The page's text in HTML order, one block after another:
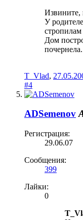
Извините,
У
Дом
почернела.
T_Vlad,
#4
ADSemenov
Регистрация:
29.06.07
Сообщения:
399
Лайки:
0